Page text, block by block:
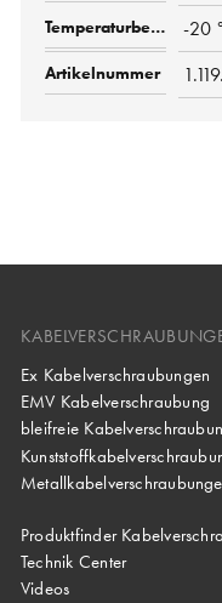
-20
Ex Kabelverschraubungen
EMV Kabelverschraubung
bleifreie
Produktfinder
Technik Center
Videos